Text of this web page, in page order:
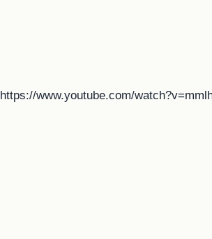
https://www.youtube.com/